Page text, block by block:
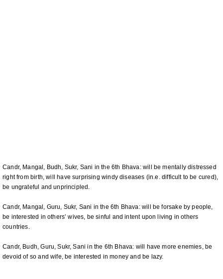
Candr, Mangal, Budh, Sukr, Sani in the 6th Bhava: will be mentally distressed
right from birth, will have surprising windy diseases (in.e. difficult to be cured),
be ungrateful and unprincipled.
Candr, Mangal, Guru, Sukr, Sani in the 6th Bhava: will be forsake by people,
be interested in others’ wives, be sinful and intent upon living in others
countries.
Candr, Budh, Guru, Sukr, Sani in the 6th Bhava: will have more enemies, be
devoid of so and wife, be interested in money and be lazy.